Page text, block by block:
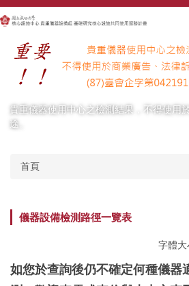
跳
到
貴重儀器使用中心之檢測結果，不得使用
途。
首頁
儀器設備檢測路徑一覽表
字體
如您於查詢後仍不確定何種儀器